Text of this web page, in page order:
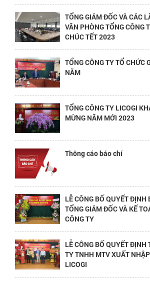
TỔNG GIÁM ĐỐC VÀ CÁC
VĂN PHÒNG TỔNG CÔNG
CHÚC TẾT 2023
TỔNG CÔNG TY TỔ CHỨC
NĂM
TỔNG CÔNG TY LICOGI
MỪNG NĂM MỚI 2023
Thông cáo báo chí
LỄ CÔNG BỐ QUYẾT ĐỊNH
TỔNG GIÁM ĐỐC VÀ KẾ
CÔNG TY
LỄ CÔNG BỐ QUYẾT ĐỊNH
TY TNHH MTV XUẤT
LICOGI